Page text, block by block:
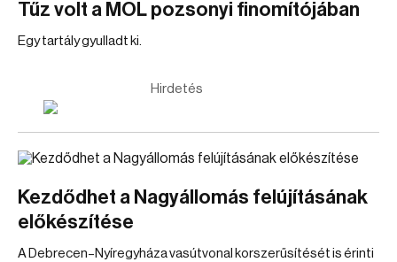
Tűz volt a MOL pozsonyi finomítójában
Egy tartály gyulladt ki.
Hirdetés
Kezdődhet a Nagyállomás felújításának
előkészítése
A Debrecen–Nyíregyháza vasútvonal korszerűsítését is érinti